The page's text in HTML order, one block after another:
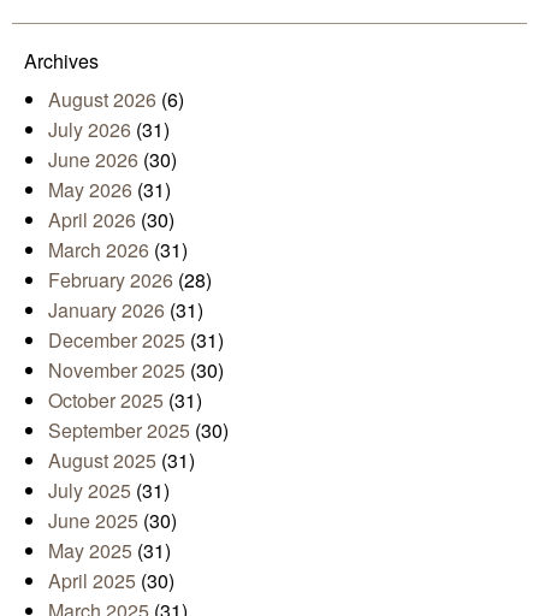
Archives
August 2026 (6)
July 2026 (31)
June 2026 (30)
May 2026 (31)
April 2026 (30)
March 2026 (31)
February 2026 (28)
January 2026 (31)
December 2025 (31)
November 2025 (30)
October 2025 (31)
September 2025 (30)
August 2025 (31)
July 2025 (31)
June 2025 (30)
May 2025 (31)
April 2025 (30)
March 2025 (31)